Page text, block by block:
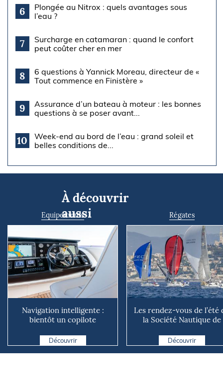
6
Plongée au Nitrox : quels avantages sous
l’eau ?
7
Surcharge en catamaran : quand le confort
peut coûter cher en mer
8
6 questions à Yannick Moreau, directeur de «
Tout commence en Finistère »
9
Assurance d’un bateau à moteur : les bonnes
questions à se poser avant...
10
Week-end au bord de l’eau : grand soleil et
belles conditions de...
À découvrir
aussi
Equipements
Navigation intelligente :
bientôt un copilote
Découvrir
Régates
Les rendez-vous de l’été
la Société Nautique de
Découvrir